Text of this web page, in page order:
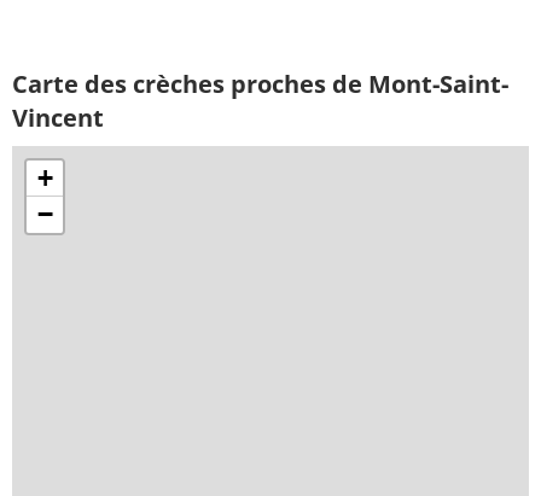
Carte des crèches proches de Mont-Saint-
Vincent
+
−